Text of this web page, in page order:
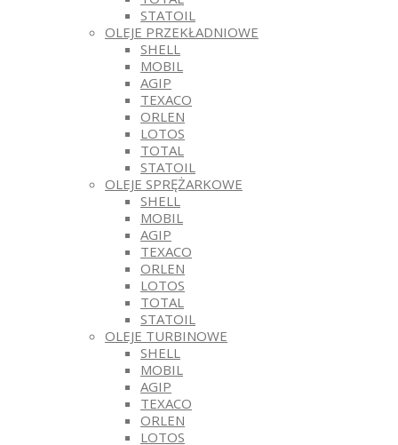
STATOIL
OLEJE PRZEKŁADNIOWE
SHELL
MOBIL
AGIP
TEXACO
ORLEN
LOTOS
TOTAL
STATOIL
OLEJE SPRĘŻARKOWE
SHELL
MOBIL
AGIP
TEXACO
ORLEN
LOTOS
TOTAL
STATOIL
OLEJE TURBINOWE
SHELL
MOBIL
AGIP
TEXACO
ORLEN
LOTOS